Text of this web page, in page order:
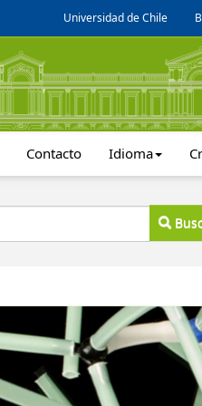
Universidad de Chile
Contacto Idioma